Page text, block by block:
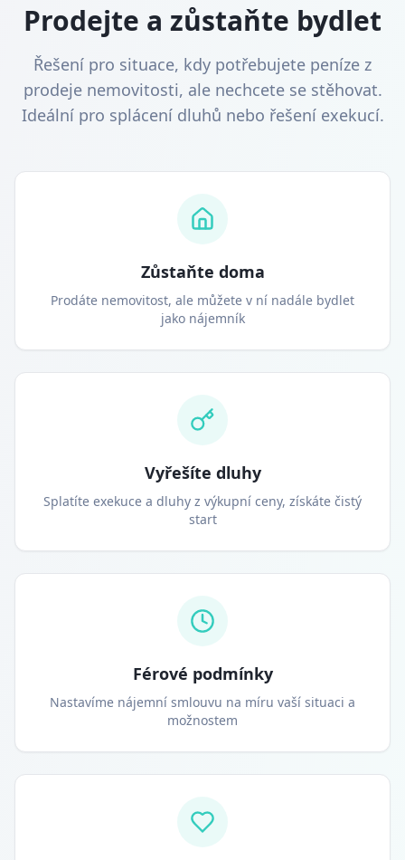
Prodejte a zůstaňte bydlet
Řešení pro situace, kdy potřebujete peníze z
prodeje nemovitosti, ale nechcete se stěhovat.
Ideální pro splácení dluhů nebo řešení exekucí.
Zůstaňte doma
Prodáte nemovitost, ale můžete v ní nadále bydlet
jako nájemník
Vyřešíte dluhy
Splatíte exekuce a dluhy z výkupní ceny, získáte čistý
start
Férové podmínky
Nastavíme nájemní smlouvu na míru vaší situaci a
možnostem